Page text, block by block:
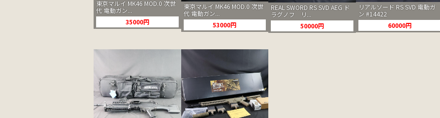
東京マルイ MK46 MOD.0 次世
代 電動ガン...
35000円
東京マルイ MK46 MOD.0 次世
代 電動ガン...
53000円
REAL SWORD RS SVD AEG ド
ラグノフ リ...
50000円
リアルソード RS SVD 電動ガ
ン #14422
60000円